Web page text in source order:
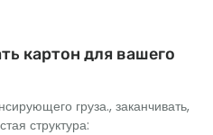
картон для вашего
груза., заканчивать,
структура: